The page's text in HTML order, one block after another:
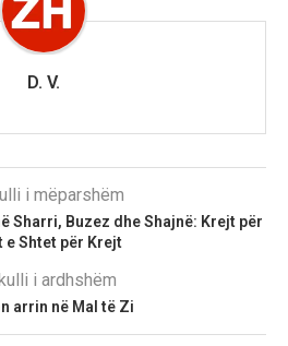
D. V.
i mëparshëm
Sharri, Buzez dhe Shajnë: Krejt për
e Shtet për Krejt
i ardhshëm
arrin në Mal të Zi